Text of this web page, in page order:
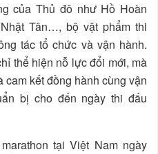
của Thủ đô như Hồ Hoàn
Tân…, bộ vật phẩm thi
tác tổ chức và vận hành.
thể hiện nỗ lực đổi mới, mà
kết đồng hành cùng vận
bị cho đến ngày thi đấu
tại Việt Nam ngày